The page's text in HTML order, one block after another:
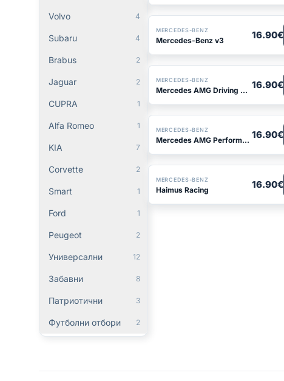
Volvo 4
Subaru 4
Brabus 2
Jaguar 2
CUPRA 1
Alfa Romeo 1
KIA 7
Corvette 2
Smart 1
Ford 1
Peugeot 2
Универсални 12
Забавни 8
Патриотични 3
Футболни отбори 2
MERCEDES-BENZ
Mercedes-Benz v3 16.90€
MERCEDES-BENZ
Mercedes AMG Driving Performance v5 16.90€
MERCEDES-BENZ
Mercedes AMG Performance 16.90€
MERCEDES-BENZ
Haimus Racing 16.90€